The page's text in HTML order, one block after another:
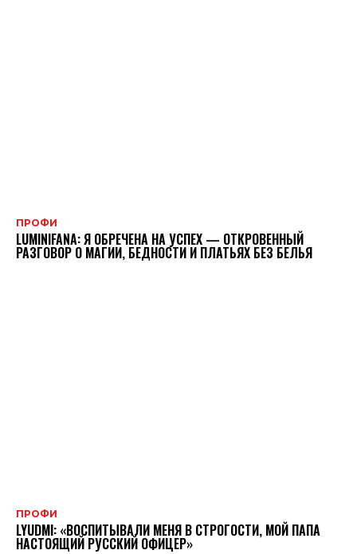
ПРОФИ
LUMINIFANA: Я ОБРЕЧЕНА НА УСПЕХ — ОТКРОВЕННЫЙ
РАЗГОВОР О МАГИИ, БЕДНОСТИ И ПЛАТЬЯХ БЕЗ БЕЛЬЯ
ПРОФИ
LYUDMI: «ВОСПИТЫВАЛИ МЕНЯ В СТРОГОСТИ, МОЙ ПАПА
НАСТОЯЩИЙ РУССКИЙ ОФИЦЕР»